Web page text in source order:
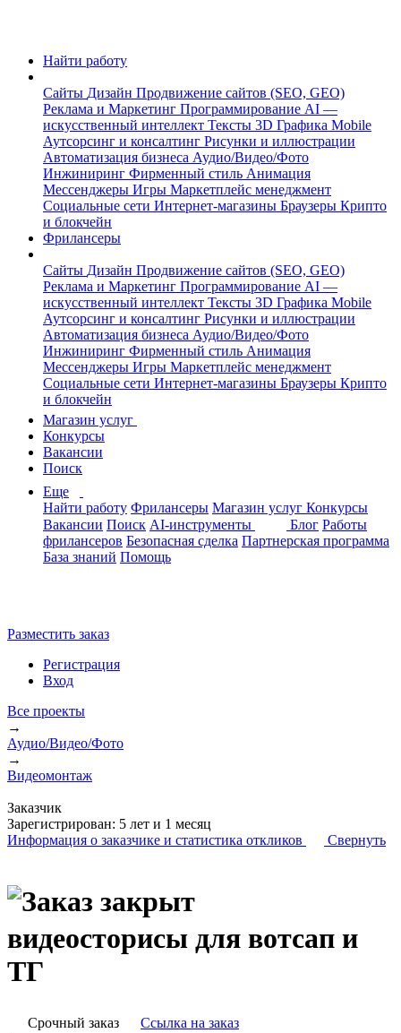
Найти работу
Сайты Дизайн Продвижение сайтов (SEO, GEO)
Реклама и Маркетинг Программирование AI —
искусственный интеллект Тексты 3D Графика Mobile
Аутсорсинг и консалтинг Рисунки и иллюстрации
Автоматизация бизнеса Аудио/Видео/Фото
Инжиниринг Фирменный стиль Анимация
Мессенджеры Игры Маркетплейс менеджмент
Социальные сети Интернет-магазины Браузеры Крипто
и блокчейн
Фрилансеры
Сайты Дизайн Продвижение сайтов (SEO, GEO)
Реклама и Маркетинг Программирование AI —
искусственный интеллект Тексты 3D Графика Mobile
Аутсорсинг и консалтинг Рисунки и иллюстрации
Автоматизация бизнеса Аудио/Видео/Фото
Инжиниринг Фирменный стиль Анимация
Мессенджеры Игры Маркетплейс менеджмент
Социальные сети Интернет-магазины Браузеры Крипто
и блокчейн
Магазин услуг
Конкурсы
Вакансии
Поиск
Еще
Найти работу Фрилансеры Магазин услуг Конкурсы
Вакансии Поиск AI-инструменты Блог Работы
фрилансеров Безопасная сделка Партнерская программа
База знаний Помощь
Разместить заказ
Регистрация
Вход
Все проекты
→
Аудио/Видео/Фото
→
Видеомонтаж
Заказчик
Зарегистрирован: 5 лет и 1 месяц
Информация о заказчике и статистика откликов Свернуть
видеосторисы для вотсап и
ТГ
Срочный заказ
Ссылка на заказ